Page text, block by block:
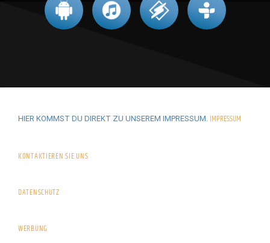
HIER KOMMST DU DIREKT ZU UNSEREM IMPRESSUM. IMPRESSUM
KONTAKTIEREN SIE UNS
DATENSCHUTZ
WERBUNG